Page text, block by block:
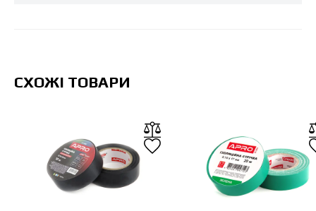
СХОЖІ ТОВАРИ